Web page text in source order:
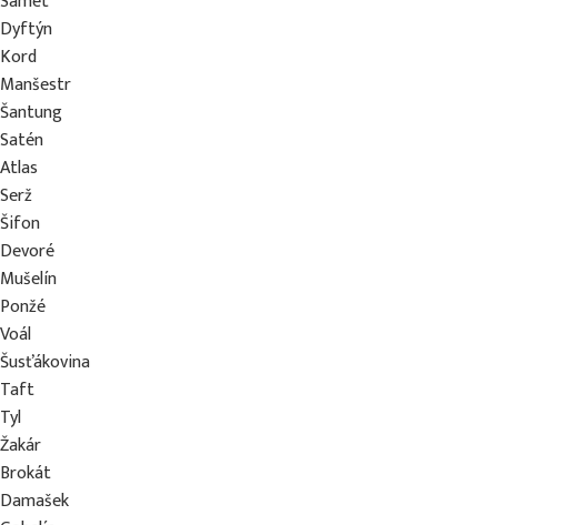
Dyftýn
Kord
Manšestr
Šantung
Satén
Atlas
Serž
Šifon
Devoré
Mušelín
Ponžé
Voál
Šusťákovina
Taft
Tyl
Žakár
Brokát
Damašek